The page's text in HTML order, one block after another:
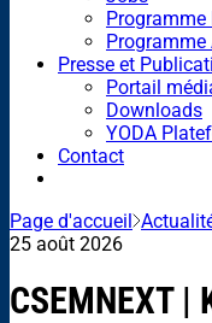
Programme
Programme
Presse et
Portail
Downloads
YODA
Contact
Page d'accueil
25 août 2026
CSEMNEXT |